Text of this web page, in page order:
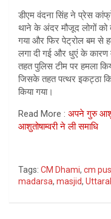
डीएम वंदना सिंह ने प्रेस
थाने के अंदर मौजूद लोगों को
गया और फिर पेट्रोल बम से
लगा दी गई और धुएं के कारण
तहत पुलिस टीम पर हमला
जिसके तहत पत्थर इकट्ठा
किया गया।
Read More : अपने गुरु
आशुतोषाम्‍वरी ने ली समाधि
Tags: CM Dhami, cm
madarsa, masjid,